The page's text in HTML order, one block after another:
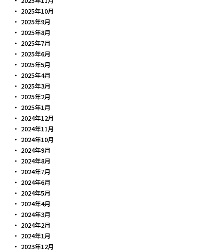
2025年10月
2025年9月
2025年8月
2025年7月
2025年6月
2025年5月
2025年4月
2025年3月
2025年2月
2025年1月
2024年12月
2024年11月
2024年10月
2024年9月
2024年8月
2024年7月
2024年6月
2024年5月
2024年4月
2024年3月
2024年2月
2024年1月
2023年12月